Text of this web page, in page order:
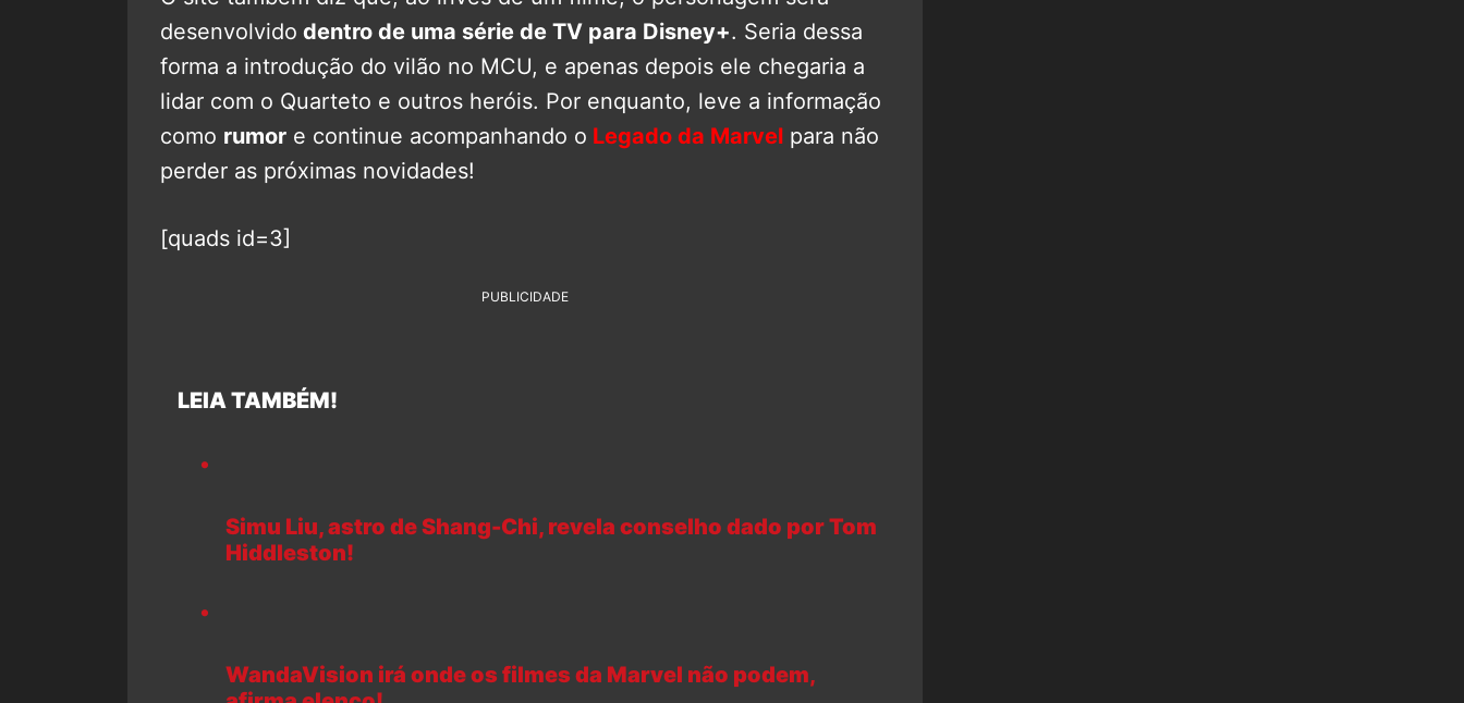
desenvolvido dentro de uma série de TV para Disney+. Seria dessa
forma a introdução do vilão no MCU, e apenas depois ele chegaria a
lidar com o Quarteto e outros heróis. Por enquanto, leve a informação
como rumor e continue acompanhando o Legado da Marvel para não
perder as próximas novidades!
[quads id=3]
PUBLICIDADE
LEIA TAMBÉM!
Simu Liu, astro de Shang-Chi, revela conselho dado por Tom
Hiddleston!
WandaVision irá onde os filmes da Marvel não podem,